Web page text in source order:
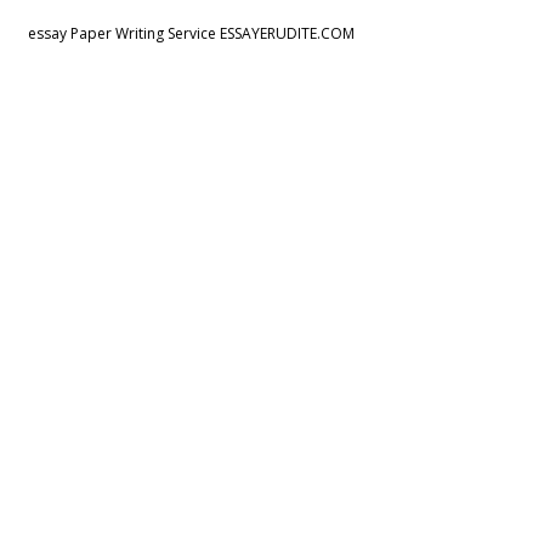
essay Paper Writing Service ESSAYERUDITE.COM